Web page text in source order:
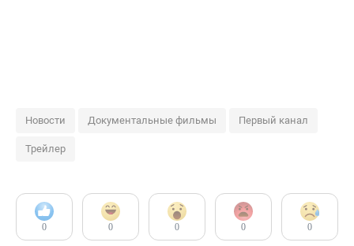
Новости Документальные фильмы Первый канал
Трейлер
0 0 0 0 0